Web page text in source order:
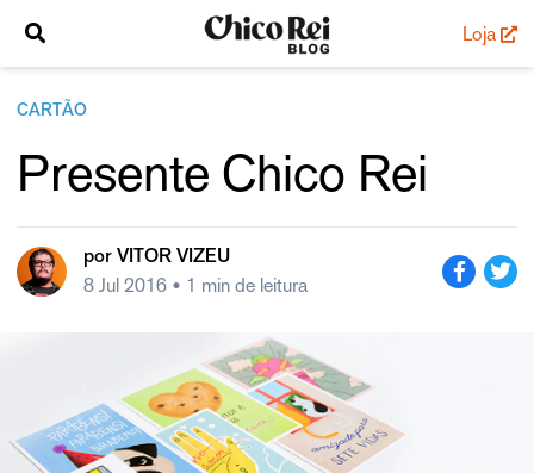
Loja
CARTÃO
Presente Chico Rei
por VITOR VIZEU
8 Jul 2016 • 1 min de leitura